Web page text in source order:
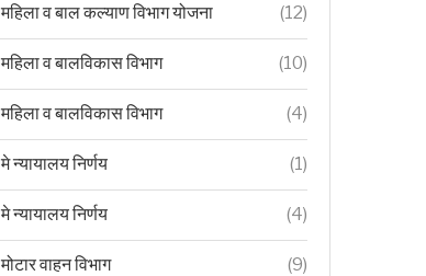
महिला व बाल कल्याण विभाग योजना (12)
महिला व बालविकास विभाग (10)
महिला व बालविकास विभाग (4)
मे न्यायालय निर्णय (1)
मे न्यायालय निर्णय (4)
मोटार वाहन विभाग (9)